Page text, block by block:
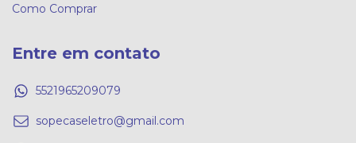
Como Comprar
Entre em contato
5521965209079
sopecaseletro@gmail.com